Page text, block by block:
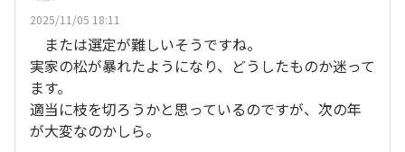
2025/11/05 18:11
または選定が難しいそうですね。
実家の松が暴れたようになり、どうしたものか迷って
ます。
適当に枝を切ろうかと思っているのですが、次の年
が大変なのかしら。